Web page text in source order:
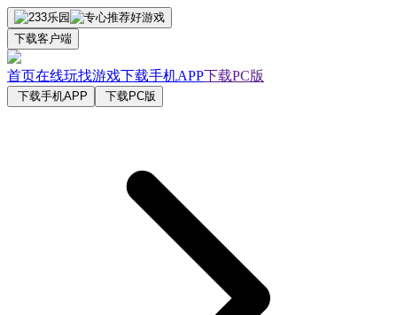
下载客户端
首页在线玩找游戏下载手机APP下载PC版
下载手机APP 下载PC版